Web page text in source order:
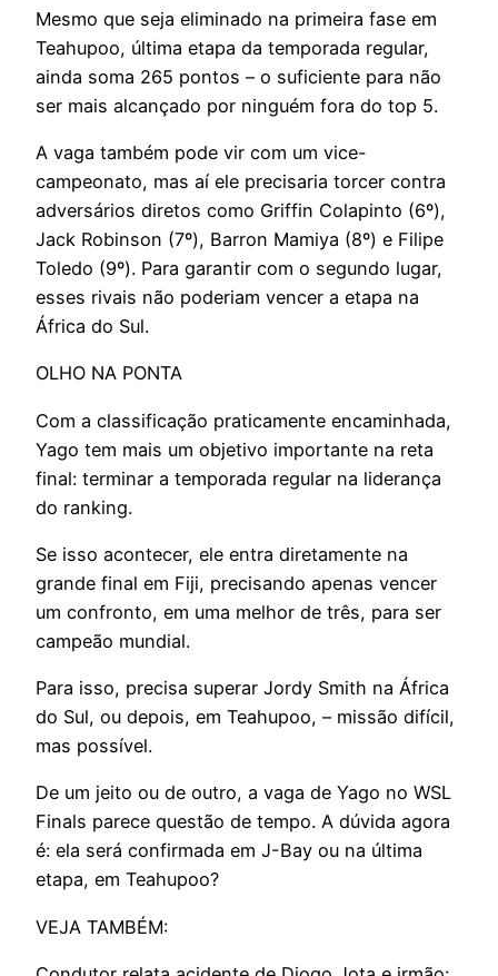
Mesmo que seja eliminado na primeira fase em
Teahupoo, última etapa da temporada regular,
ainda soma 265 pontos – o suficiente para não
ser mais alcançado por ninguém fora do top 5.
A vaga também pode vir com um vice-
campeonato, mas aí ele precisaria torcer contra
adversários diretos como Griffin Colapinto (6º),
Jack Robinson (7º), Barron Mamiya (8º) e Filipe
Toledo (9º). Para garantir com o segundo lugar,
esses rivais não poderiam vencer a etapa na
África do Sul.
OLHO NA PONTA
Com a classificação praticamente encaminhada,
Yago tem mais um objetivo importante na reta
final: terminar a temporada regular na liderança
do ranking.
Se isso acontecer, ele entra diretamente na
grande final em Fiji, precisando apenas vencer
um confronto, em uma melhor de três, para ser
campeão mundial.
Para isso, precisa superar Jordy Smith na África
do Sul, ou depois, em Teahupoo, – missão difícil,
mas possível.
De um jeito ou de outro, a vaga de Yago no WSL
Finals parece questão de tempo. A dúvida agora
é: ela será confirmada em J-Bay ou na última
etapa, em Teahupoo?
VEJA TAMBÉM: